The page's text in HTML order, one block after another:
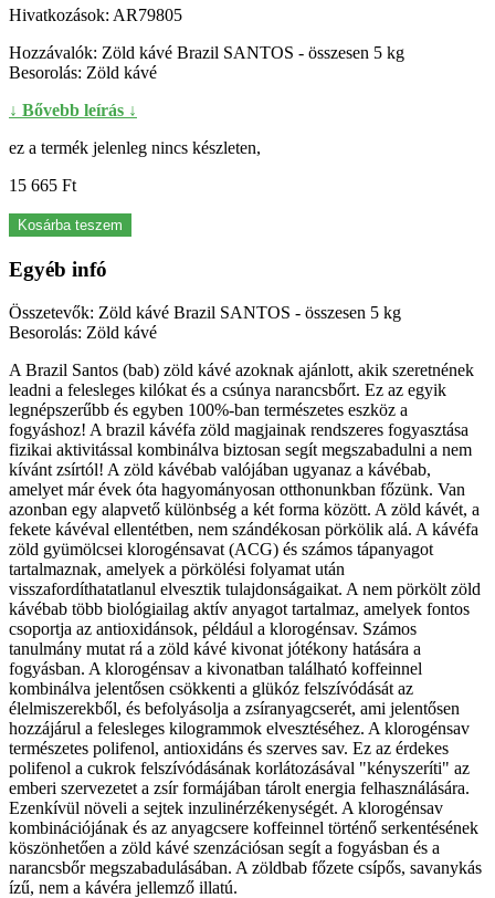
Hivatkozások: AR79805
Hozzávalók: Zöld kávé Brazil SANTOS - összesen 5 kg
Besorolás: Zöld kávé
↓ Bővebb leírás ↓
ez a termék jelenleg nincs készleten,
15 665 Ft‎
Kosárba teszem
Egyéb infó
Összetevők: Zöld kávé Brazil SANTOS - összesen 5 kg
Besorolás: Zöld kávé
A Brazil Santos (bab) zöld kávé azoknak ajánlott, akik szeretnének
leadni a felesleges kilókat és a csúnya narancsbőrt. Ez az egyik
legnépszerűbb és egyben 100%-ban természetes eszköz a
fogyáshoz! A brazil kávéfa zöld magjainak rendszeres fogyasztása
fizikai aktivitással kombinálva biztosan segít megszabadulni a nem
kívánt zsírtól! A zöld kávébab valójában ugyanaz a kávébab,
amelyet már évek óta hagyományosan otthonunkban főzünk. Van
azonban egy alapvető különbség a két forma között. A zöld kávét, a
fekete kávéval ellentétben, nem szándékosan pörkölik alá. A kávéfa
zöld gyümölcsei klorogénsavat (ACG) és számos tápanyagot
tartalmaznak, amelyek a pörkölési folyamat után
visszafordíthatatlanul elvesztik tulajdonságaikat. A nem pörkölt zöld
kávébab több biológiailag aktív anyagot tartalmaz, amelyek fontos
csoportja az antioxidánsok, például a klorogénsav. Számos
tanulmány mutat rá a zöld kávé kivonat jótékony hatására a
fogyásban. A klorogénsav a kivonatban található koffeinnel
kombinálva jelentősen csökkenti a glükóz felszívódását az
élelmiszerekből, és befolyásolja a zsíranyagcserét, ami jelentősen
hozzájárul a felesleges kilogrammok elvesztéséhez. A klorogénsav
természetes polifenol, antioxidáns és szerves sav. Ez az érdekes
polifenol a cukrok felszívódásának korlátozásával "kényszeríti" az
emberi szervezetet a zsír formájában tárolt energia felhasználására.
Ezenkívül növeli a sejtek inzulinérzékenységét. A klorogénsav
kombinációjának és az anyagcsere koffeinnel történő serkentésének
köszönhetően a zöld kávé szenzációsan segít a fogyásban és a
narancsbőr megszabadulásában. A zöldbab főzete csípős, savanykás
ízű, nem a kávéra jellemző illatú.